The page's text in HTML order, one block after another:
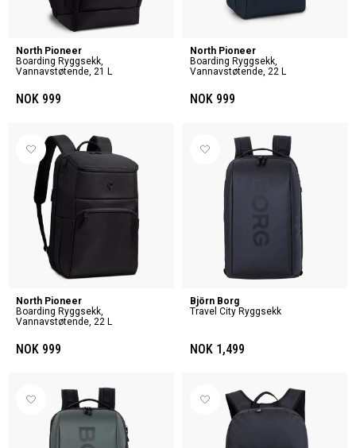
Boarding Ryggsekk,
Vannavstøtende, 21 L
North Pioneer
NOK 999
Boarding Ryggsekk,
Vannavstøtende, 22 L
North Pioneer
NOK 999
Boarding Ryggsekk,
Vannavstøtende, 22 L
North Pioneer
NOK 999
Travel City Ryggsekk
Björn Borg
NOK 1,499